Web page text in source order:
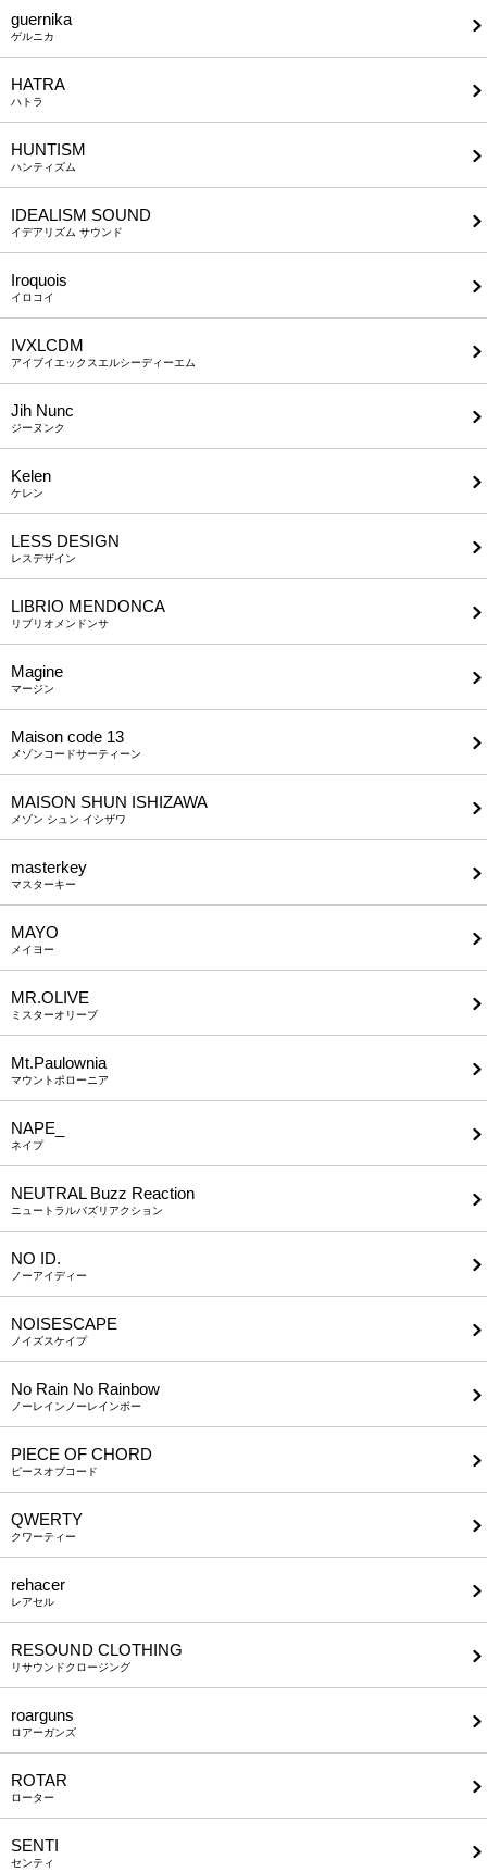
guernika
ゲルニカ
HATRA
ハトラ
HUNTISM
ハンティズム
IDEALISM SOUND
イデアリズム サウンド
Iroquois
イロコイ
IVXLCDM
アイブイエックスエルシーディーエム
Jih Nunc
ジーヌンク
Kelen
ケレン
LESS DESIGN
レスデザイン
LIBRIO MENDONCA
リブリオメンドンサ
Magine
マージン
Maison code 13
メゾンコードサーティーン
MAISON SHUN ISHIZAWA
メゾン シュン イシザワ
masterkey
マスターキー
MAYO
メイヨー
MR.OLIVE
ミスターオリーブ
Mt.Paulownia
マウントポローニア
NAPE_
ネイプ
NEUTRAL Buzz Reaction
ニュートラルバズリアクション
NO ID.
ノーアイディー
NOISESCAPE
ノイズスケイプ
No Rain No Rainbow
ノーレインノーレインボー
PIECE OF CHORD
ピースオブコード
QWERTY
クワーティー
rehacer
レアセル
RESOUND CLOTHING
リサウンドクロージング
roarguns
ロアーガンズ
ROTAR
ローター
SENTI
センティ